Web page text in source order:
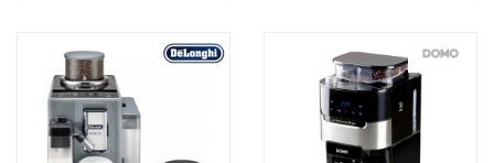
Porovnat Porovnat